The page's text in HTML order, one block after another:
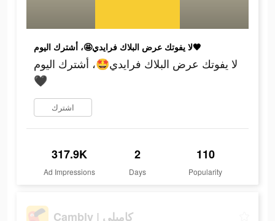
لا يفوتك عرض البلاك فرايدي🤩، أشترك اليوم🖤
لا يفوتك عرض البلاك فرايدي🤩، أشترك اليوم
🖤
اشترك
317.9K
Ad Impressions
2
Days
110
Popularity
Cambly | كامبلي